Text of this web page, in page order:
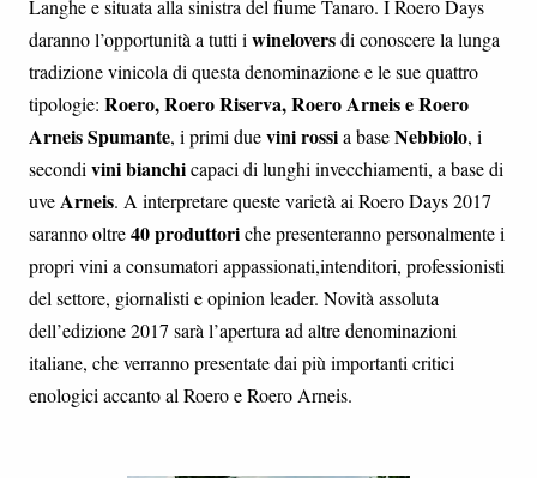
Langhe e situata alla sinistra del fiume Tanaro. I Roero Days
daranno l’opportunità a tutti iwineloversdi conoscere la lunga
tradizione vinicola di questa denominazione e le sue quattro
tipologie: Roero, Roero Riserva, Roero Arneis e Roero
Arneis Spumante, i primi duevini rossia baseNebbiolo, i
secondivini bianchicapaci di lunghi invecchiamenti, a base di
uveArneis. A interpretare queste varietà ai Roero Days 2017
saranno oltre40 produttoriche presenteranno personalmente i
propri vini a consumatori appassionati,intenditori, professionisti
del settore, giornalisti e opinion leader. Novità assoluta
dell’edizione 2017 sarà l’apertura ad altre denominazioni
italiane, che verranno presentate dai più importanti critici
enologici accanto al Roero e Roero Arneis.